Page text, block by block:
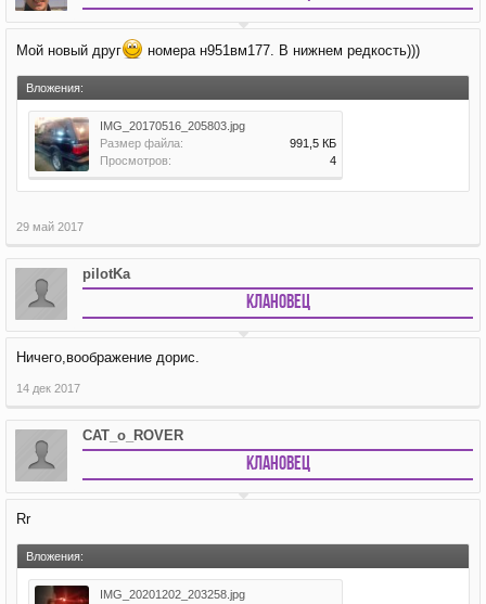
Мой новый друг номера н951вм177. В нижнем редкость)))
Вложения:
IMG_20170516_205803.jpg
Размер файла:
991,5 КБ
Просмотров:
4
29 май 2017
pilotKa
Клановец
Ничего,воображение дорис.
14 дек 2017
CAT_o_ROVER
Клановец
Rr
Вложения:
IMG_20201202_203258.jpg